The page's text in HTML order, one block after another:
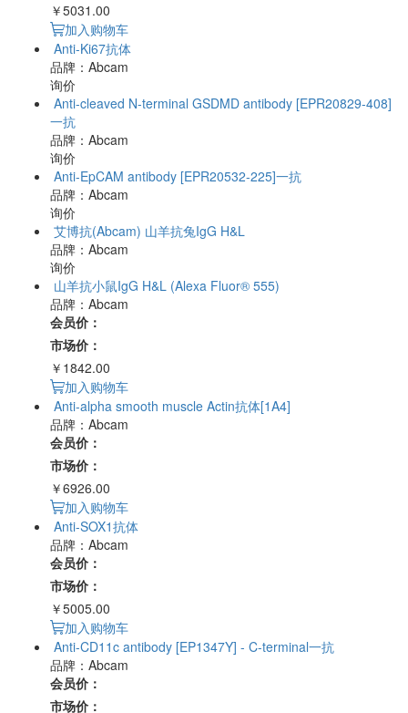
￥5031.00
加入购物车
Anti-Ki67抗体
品牌：Abcam
询价
Anti-cleaved N-terminal GSDMD antibody [EPR20829-408]
一抗
品牌：Abcam
询价
Anti-EpCAM antibody [EPR20532-225]一抗
品牌：Abcam
询价
艾博抗(Abcam) 山羊抗兔IgG H&L
品牌：Abcam
询价
山羊抗小鼠IgG H&L (Alexa Fluor® 555)
品牌：Abcam
会员价：
市场价：
￥1842.00
加入购物车
Anti-alpha smooth muscle Actin抗体[1A4]
品牌：Abcam
会员价：
市场价：
￥6926.00
加入购物车
Anti-SOX1抗体
品牌：Abcam
会员价：
市场价：
￥5005.00
加入购物车
Anti-CD11c antibody [EP1347Y] - C-terminal一抗
品牌：Abcam
会员价：
市场价：